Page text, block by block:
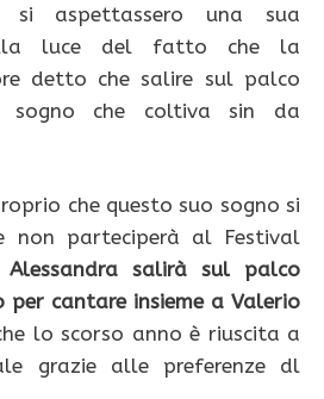
si aspettassero una sua
luce del fatto che la
detto che salire sul palco
sogno che coltiva sin da
che questo suo sogno si
non parteciperà al Festival
Alessandra salirà sul palco
per cantare insieme a Valerio
lo scorso anno è riuscita a
grazie alle preferenze dl